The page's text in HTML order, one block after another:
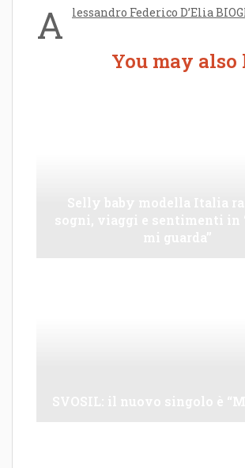
A lessandro Federico D’Elia
You may